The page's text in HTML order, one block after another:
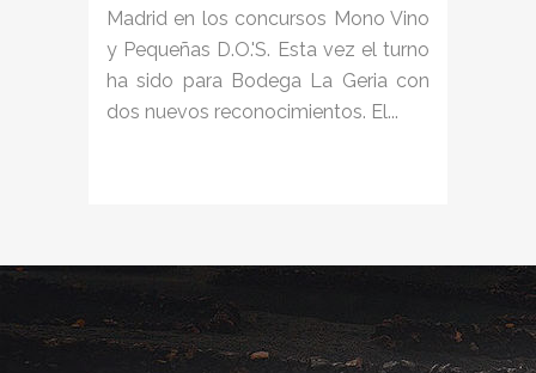
Madrid en los concursos Mono Vino
y Pequeñas D.O.'S. Esta vez el turno
ha sido para Bodega La Geria con
dos nuevos reconocimientos. El...